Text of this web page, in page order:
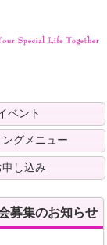
ベント
ングメニュー
申し込み
募集のお知らせ